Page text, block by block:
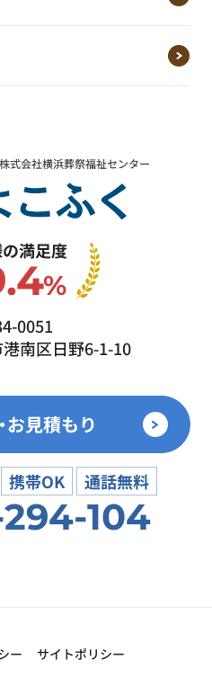
式会社横浜葬祭福祉センター
満足度
%
0051
南区日野6-1-10
お見積もり
携帯OK 通話無料
104
ー サイトポリシー